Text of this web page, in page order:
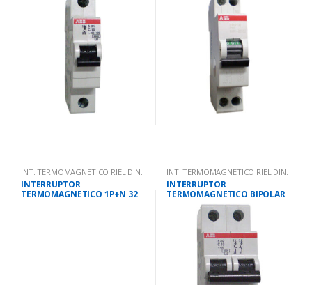
INT. TERMOMAGNETICO RIEL DIN.
INTERRUPTOR
TERMOMAGNETICO 1P+N 32
INT. TERMOMAGNETICO RIEL DIN.
INTERRUPTOR
TERMOMAGNETICO BIPOLAR
10 AMPS 10KA IEC 947.2